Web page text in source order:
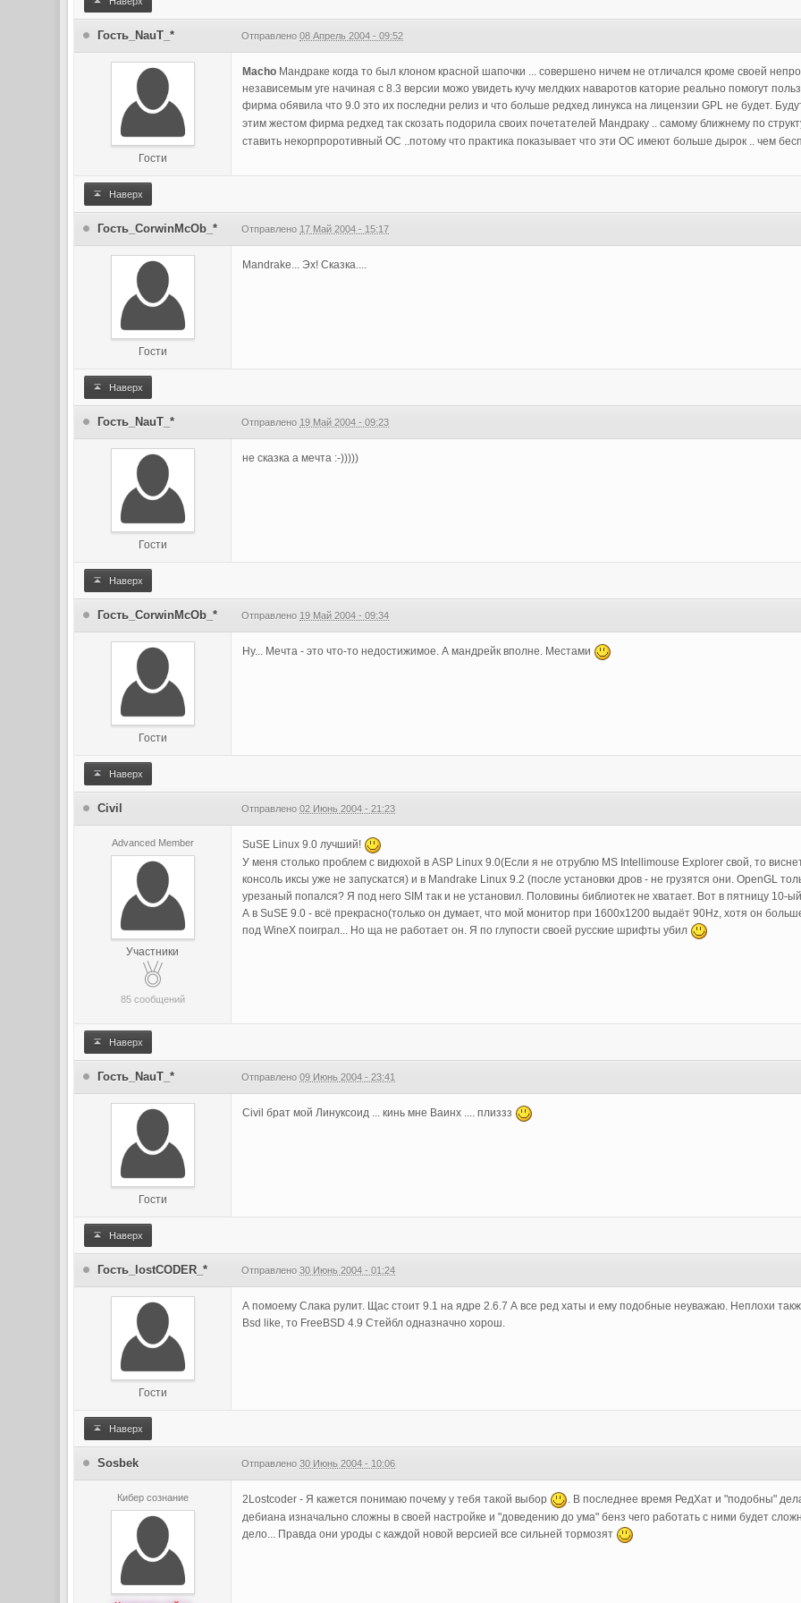
Гость_NauT_* Отправлено08 Апрель 2004 - 09:52
Гости
Macho Мандраке когда то был клоном красной шапочки ... совершено ничем не отличался кроме своей
независемым уге начиная с 8.3 версии можо увидеть кучу мелдких наваротов каторие реально помогут
фирма обявила что 9.0 это их последни релиз и что больше редхед линукса на лицензии GPL не будет.
этим жестом фирма редхед так скозать подорила своих почетателей Мандраку .. самому ближнему по
ставить некорпроротивный ОС ..потому что практика показывает что эти ОС имеют больше дырок .. чем
Наверх
Гость_CorwinMcOb_* Отправлено 17 Май 2004 - 15:17
Гости
Mandrake... Эх! Сказка....
Наверх
Гость_NauT_* Отправлено 19 Май 2004 - 09:23
Гости
не сказка а мечта :-)))))
Наверх
Гость_CorwinMcOb_* Отправлено 19 Май 2004 - 09:34
Гости
Ну... Мечта - это что-то недостижимое. А мандрейк вполне. Местами
Наверх
Civil Отправлено02 Июнь 2004 - 21:23
Advanced Member
Участники
85 сообщений
SuSE Linux 9.0 лучший!
У меня столько проблем с видюхой в ASP Linux 9.0(Если я не отрублю MS Intellimouse Explorer свой, то
консоль иксы уже не запускатся) и в Mandrake Linux 9.2 (после установки дров - не грузятся они. OpenGL
урезаный попался? Я под него SIM так и не установил. Половины библиотек не хватает. Вот в пятницу 10-
А в SuSE 9.0 - всё прекрасно(только он думает, что мой монитор при 1600x1200 выдаёт 90Hz, хотя он
под WineX поиграл... Но ща не работает он. Я по глупости своей русские шрифты убил
Наверх
Гость_NauT_* Отправлено09 Июнь 2004 - 23:41
Гости
Civil брат мой Линуксоид ... кинь мне Ваинх .... плиззз
Наверх
Гость_lostCODER_* Отправлено30 Июнь 2004 - 01:24
Гости
А помоему Слака рулит. Щас стоит 9.1 на ядре 2.6.7 А все ред хаты и ему подобные неуважаю. Неплохи
Bsd like, то FreeBSD 4.9 Стейбл одназначно хорош.
Наверх
Sosbek Отправлено30 Июнь 2004 - 10:06
Кибер сознание 2Lostcoder - Я кажется понимаю почему у тебя такой выбор
. В последнее время РедХат и "подобны"
дебиана изначально сложны в своей настройке и "доведению до ума" бенз чего работать с ними будет
дело... Правда они уроды с каждой новой версией все сильней тормозят